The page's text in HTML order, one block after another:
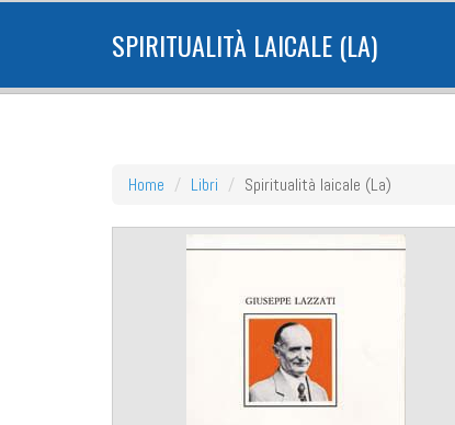
SPIRITUALITÀ LAICALE (LA)
Home Libri Spiritualità laicale (La)